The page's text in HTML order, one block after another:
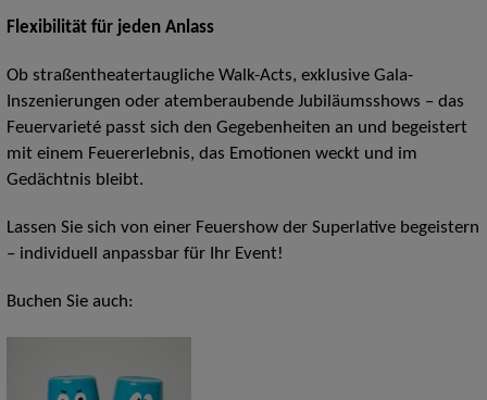
Flexibilität für jeden Anlass
Ob straßentheatertaugliche Walk-Acts, exklusive Gala-
Inszenierungen oder atemberaubende Jubiläumsshows – das
Feuervarieté passt sich den Gegebenheiten an und begeistert
mit einem Feuererlebnis, das Emotionen weckt und im
Gedächtnis bleibt.
Lassen Sie sich von einer Feuershow der Superlative begeistern
– individuell anpassbar für Ihr Event!
Buchen Sie auch: